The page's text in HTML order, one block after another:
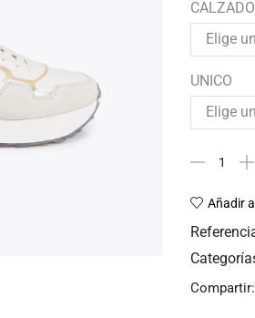
UNICO
Añadir
Compartir: